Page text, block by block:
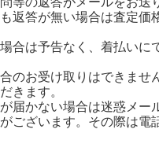
返答が無い場合は査定価
合は予告なく、着払いに
のお受け取りはできませ
きます。
届かない場合は迷惑メー
ございます。その際は電